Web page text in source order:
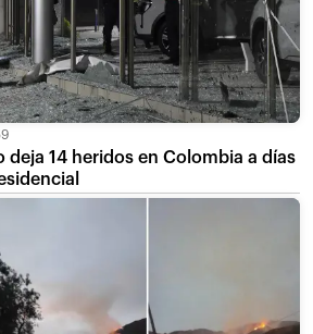
14 heridos en Colombia a días